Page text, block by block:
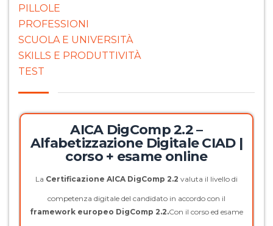
PILLOLE
PROFESSIONI
SCUOLA E UNIVERSITÀ
SKILLS E PRODUTTIVITÀ
TEST
AICA DigComp 2.2 –
Alfabetizzazione Digitale CIAD |
corso + esame online
La Certificazione AICA DigComp 2.2 valuta il livello di
competenza digitale del candidato in accordo con il
framework europeo DigComp 2.2.Con il corso ed esame